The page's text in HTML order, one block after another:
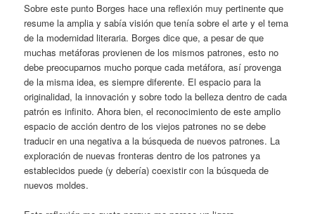
Sobre este punto Borges hace una reflexión muy pertinente que
resume la amplia y sabía visión que tenía sobre el arte y el tema
de la modernidad literaria. Borges dice que, a pesar de que
muchas metáforas provienen de los mismos patrones, esto no
debe preocuparnos mucho porque cada metáfora, así provenga
de la misma idea, es siempre diferente. El espacio para la
originalidad, la innovación y sobre todo la belleza dentro de cada
patrón es infinito. Ahora bien, el reconocimiento de este amplio
espacio de acción dentro de los viejos patrones no se debe
traducir en una negativa a la búsqueda de nuevos patrones. La
exploración de nuevas fronteras dentro de los patrones ya
establecidos puede (y debería) coexistir con la búsqueda de
nuevos moldes.